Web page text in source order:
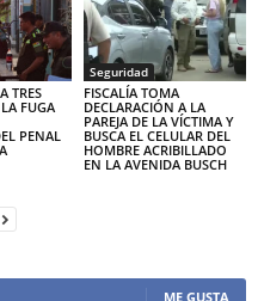
TRES
FUGA
PENAL
Seguridad
FISCALÍA TOMA
DECLARACIÓN A LA
PAREJA DE LA VÍCTIMA Y
BUSCA EL CELULAR DEL
HOMBRE ACRIBILLADO
EN LA AVENIDA BUSCH
ME GUSTA